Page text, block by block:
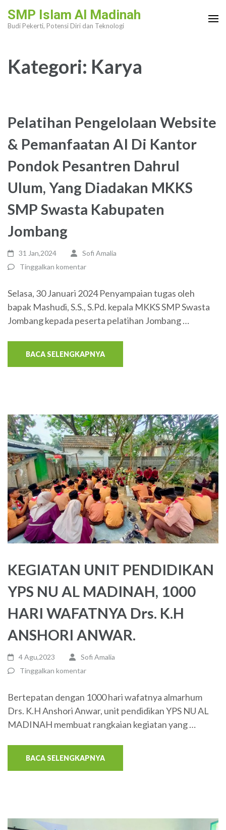
ke
Enter)
SMP Islam Al Madinah
Budi Pekerti, Potensi Diri dan Teknologi
Kategori: Karya
Pelatihan Pengelolaan Website
& Pemanfaatan AI Di Kantor
Pondok Pesantren Dahrul
Ulum, Yang Diadakan MKKS
SMP Swasta Kabupaten
Jombang
31 Jan,2024
Sofi Amalia
Tinggalkan komentar
Selasa, 30 Januari 2024 Penyampaian tugas oleh
bapak Mashudi, S.S., S.Pd. kepala MKKS SMP Swasta
Jombang kepada peserta pelatihan Jombang …
BACA SELENGKAPNYA
KEGIATAN UNIT PENDIDIKAN
YPS NU AL MADINAH, 1000
HARI WAFATNYA Drs. K.H
ANSHORI ANWAR.
4 Agu,2023
Sofi Amalia
Tinggalkan komentar
Bertepatan dengan 1000 hari wafatnya almarhum
Drs. K.H Anshori Anwar, unit pendidikan YPS NU AL
MADINAH membuat rangkaian kegiatan yang …
BACA SELENGKAPNYA